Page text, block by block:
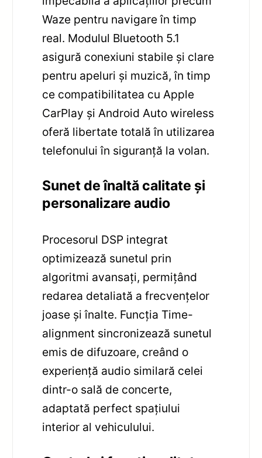
Waze pentru navigare în timp
real. Modulul Bluetooth 5.1
asigură conexiuni stabile și clare
pentru apeluri și muzică, în timp
ce compatibilitatea cu Apple
CarPlay și Android Auto wireless
oferă libertate totală în utilizarea
telefonului în siguranță la volan.
Sunet de înaltă calitate și
personalizare audio
Procesorul DSP integrat
optimizează sunetul prin
algoritmi avansați, permițând
redarea detaliată a frecvențelor
joase și înalte. Funcția Time-
alignment sincronizează sunetul
emis de difuzoare, creând o
experiență audio similară celei
dintr-o sală de concerte,
adaptată perfect spațiului
interior al vehiculului.